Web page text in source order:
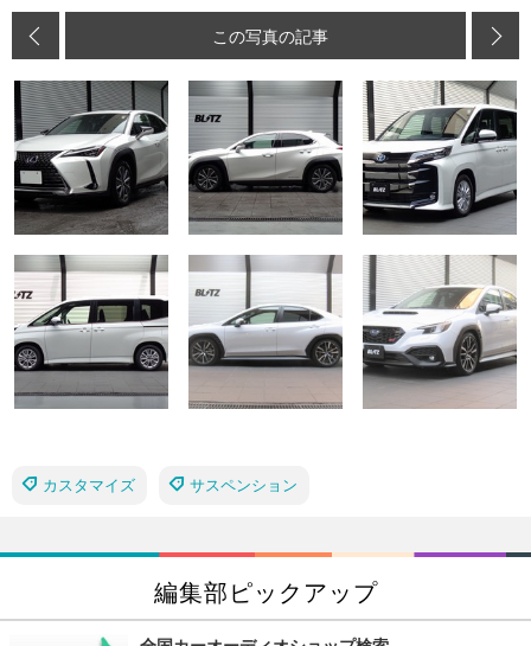
この写真の記事
カスタマイズ サスペンション
編集部ピックアップ